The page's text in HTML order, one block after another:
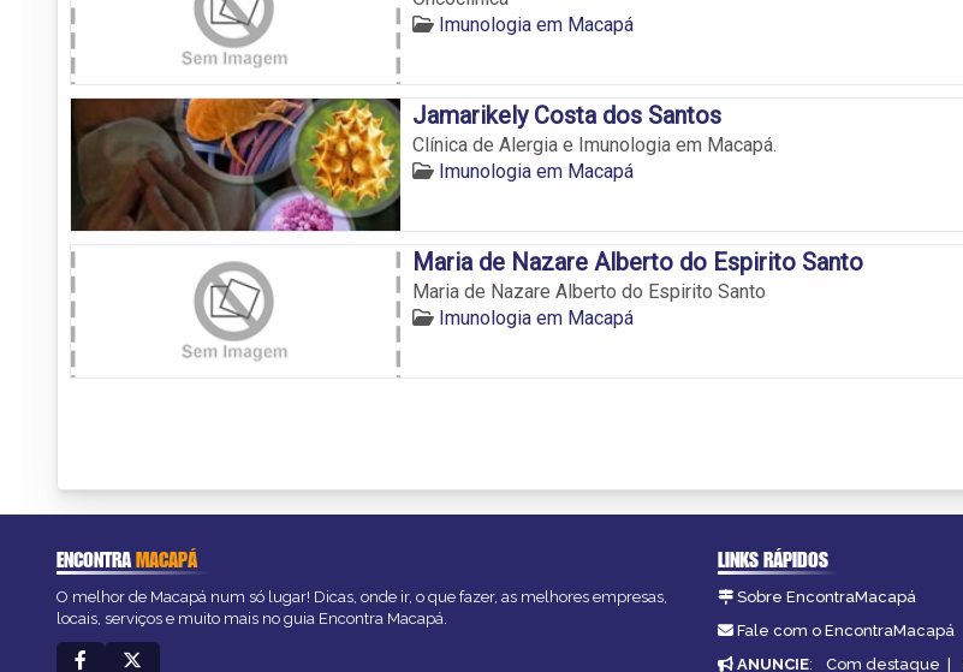
Imunologia em Macapá
Jamarikely Costa dos Santos
Clínica de Alergia e Imunologia em Macapá.
Imunologia em Macapá
Maria de Nazare Alberto do Espirito Santo
Maria de Nazare Alberto do Espirito Santo
Imunologia em Macapá
ENCONTRAMACAPÁ
O melhor de Macapá num só lugar! Dicas, onde ir, o que fazer, as melhores empresas,
locais, serviços e muito mais no guia Encontra Macapá.
LINKS RÁPIDOS
Sobre EncontraMacapá
Fale com o EncontraMacapá
ANUNCIE: Com destaque |